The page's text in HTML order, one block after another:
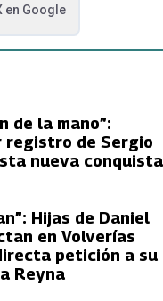
en Google
de la mano”:
de Sergio
nueva conquista
Hijas de Daniel
en Volverías
petición a su
Reyna